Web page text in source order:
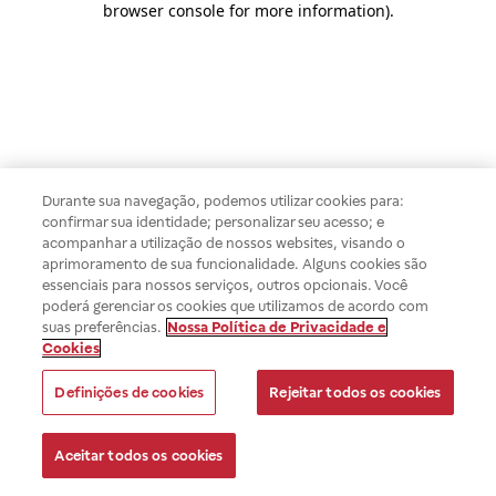
browser console for more information).
Durante sua navegação, podemos utilizar cookies para:
confirmar sua identidade; personalizar seu acesso; e
acompanhar a utilização de nossos websites, visando o
aprimoramento de sua funcionalidade. Alguns cookies são
essenciais para nossos serviços, outros opcionais. Você
poderá gerenciar os cookies que utilizamos de acordo com
suas preferências. Nossa Política de Privacidade e
Cookies
Definições de cookies Rejeitar todos os cookies
Aceitar todos os cookies